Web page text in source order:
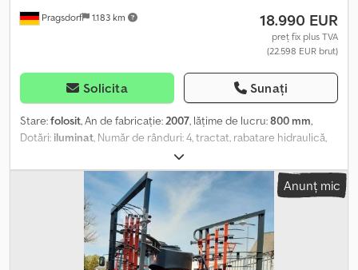
Pragsdorf 1.183 km 18.990 EUR
preț fix plus TVA
(22.598 EUR brut)
Solicita Sunați
Stare:folosit, An de fabricație:2007, lăţime de lucru:800 mm,
Dotări: iluminat, Număr de rânduri: 4, tractat, rabatare hidraulică,
picior de sprijin / roată de sprijin_____87 gheare distribuite pe 4
rânduri de grapă frontală înaintea barei de tragere frontale,
pentru afânarea solului. Secţiune cu gheare elastice, nivelator tip
Springboard şi nivelator cu degete tip lanţ, ambele reglaj
hidraulic cu ajustare continuă. Locație: La client. Dedpfx Aozdg
Anunț mic